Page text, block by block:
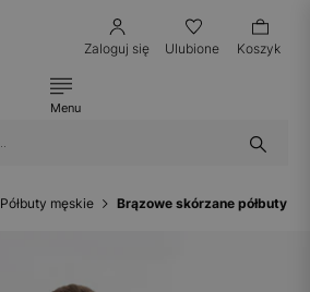
Zaloguj się Ulubione Koszyk
Menu
Półbuty męskie Brązowe skórzane półbuty